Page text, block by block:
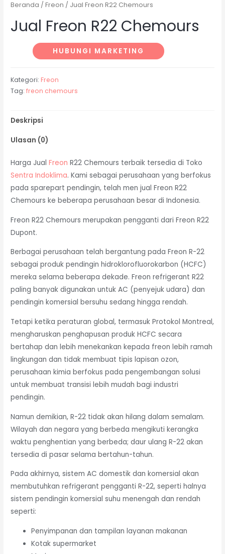
Beranda /Freon / Jual Freon R22 Chemours
Jual Freon R22 Chemours
HUBUNGI MARKETING
Kategori: Freon
Tag:freon chemours
Deskripsi
Ulasan (0)
Harga JualFreon R22 Chemours terbaik tersedia di Toko
Sentra Indoklima. Kami sebagai perusahaan yang berfokus
pada sparepart pendingin, telah men jual Freon R22
Chemours ke beberapa perusahaan besar di Indonesia.
Freon R22 Chemours merupakan pengganti dari Freon R22
Dupont.
Berbagai perusahaan telah bergantung pada Freon R-22
sebagai produk pendingin hidroklorofluorokarbon (HCFC)
mereka selama beberapa dekade. Freon refrigerant R22
paling banyak digunakan untuk AC (penyejuk udara) dan
pendingin komersial bersuhu sedang hingga rendah.
Tetapi ketika peraturan global, termasuk Protokol Montreal,
mengharuskan penghapusan produk HCFC secara
bertahap dan lebih menekankan kepada freon lebih ramah
lingkungan dan tidak membuat tipis lapisan ozon,
perusahaan kimia berfokus pada pengembangan solusi
untuk membuat transisi lebih mudah bagi industri
pendingin.
Namun demikian, R-22 tidak akan hilang dalam semalam.
Wilayah dan negara yang berbeda mengikuti kerangka
waktu penghentian yang berbeda; daur ulang R-22 akan
tersedia di pasar selama bertahun-tahun.
Pada akhirnya, sistem AC domestik dan komersial akan
membutuhkan refrigerant pengganti R-22, seperti halnya
sistem pendingin komersial suhu menengah dan rendah
seperti:
Penyimpanan dan tampilan layanan makanan
Kotak supermarket